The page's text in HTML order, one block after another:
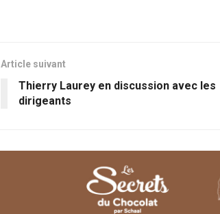
Article suivant
Thierry Laurey en discussion avec les
dirigeants